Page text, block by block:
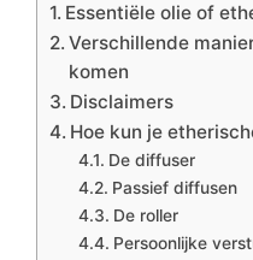
Essentiële olie of
Verschillende
komen
Disclaimers
Hoe kun je
De diffuser
Passief diffusen
De roller
Persoonlijke